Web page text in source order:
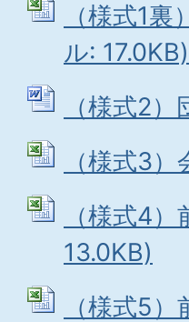
（様式1
ル: 17.0KB)
（様式2
（様式3
（様式4
13.0KB)
（様式5